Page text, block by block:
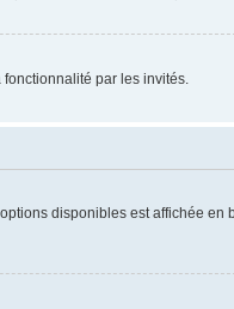
par les invités.
disponibles est affichée en